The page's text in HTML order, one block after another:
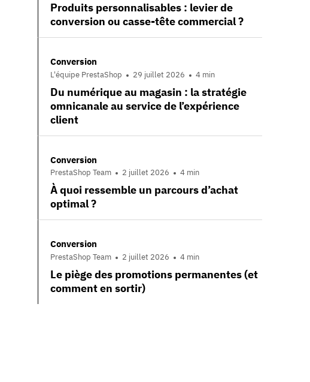
Produits personnalisables : levier de
conversion ou casse-tête commercial ?
Conversion
L'équipe PrestaShop 29 juillet 2026 4 min
Du numérique au magasin : la stratégie
omnicanale au service de l’expérience
client
Conversion
PrestaShop Team 2 juillet 2026 4 min
À quoi ressemble un parcours d’achat
optimal ?
Conversion
PrestaShop Team 2 juillet 2026 4 min
Le piège des promotions permanentes (et
comment en sortir)